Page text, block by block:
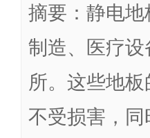
摘要：静电
制造、医疗
所。这些地
不受损害，